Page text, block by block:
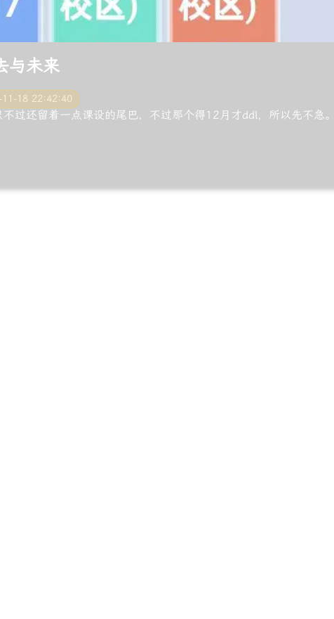
与未来
11-18 22:42:40
过还留着一点课设的尾巴，不过那个得12月才ddl，所以先不急。